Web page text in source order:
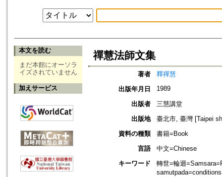
本文を読む
まだ本館にオーソラ
イズされていません
加えサービス
禪慧法師文集
著者
釋禪慧
出版年月日
1989
出版者
三慧講堂
出版地
臺北市, 臺灣 [Taipei
資料の種類
書籍=Book
言語
中文=Chinese
キーワード
轉世=輪迴